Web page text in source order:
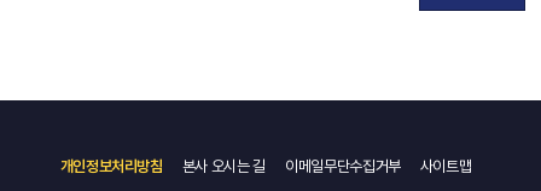
개인정보처리방침 본사 오시는 길 이메일무단수집거부 사이트맵